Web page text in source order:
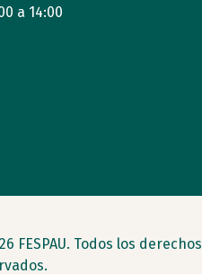
a 14:00
FESPAU. Todos los derechos